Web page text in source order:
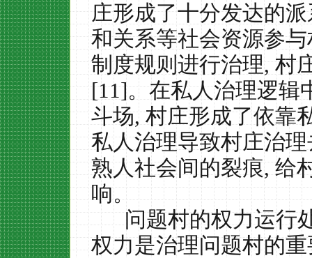
庄形成了十分发达的
和关系等社会资源参
制度规则进行治理,村
[11]。在私人治理逻辑
斗场,村庄形成了依靠
私人治理导致村庄治
熟人社会间的裂痕,给
响。
问题村的权力运行
权力是治理问题村的